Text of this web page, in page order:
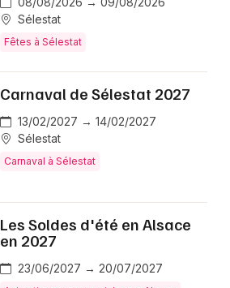
Sélestat
Fêtes à Sélestat
Carnaval de Sélestat 2027
13/02/2027 → 14/02/2027
Sélestat
Carnaval à Sélestat
Les Soldes d'été en Alsace
en 2027
23/06/2027 → 20/07/2027